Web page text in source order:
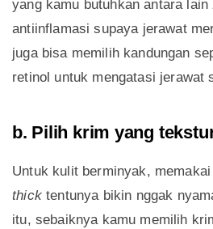
yang kamu butuhkan antara
antiinflamasi supaya jerawat
juga bisa memilih kandungan
retinol untuk mengatasi jerawat
b. Pilih krim yang
Untuk kulit berminyak,
thicktentunya bikin nggak
itu, sebaiknya kamu memilih